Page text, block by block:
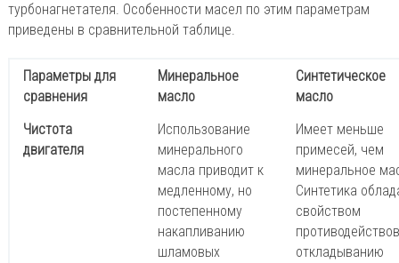
турбонагнетателя. Особенности масел по этим параметрам
приведены в сравнительной таблице.
Параметры для
сравнения
Минеральное
масло
Синтетическое
масло
Чистота
двигателя
Использование
минерального
масла приводит к
медленному, но
постепенному
накапливанию
шламовых
Имеет меньше
примесей, чем
минеральное
Синтетика
свойством
откладыванию